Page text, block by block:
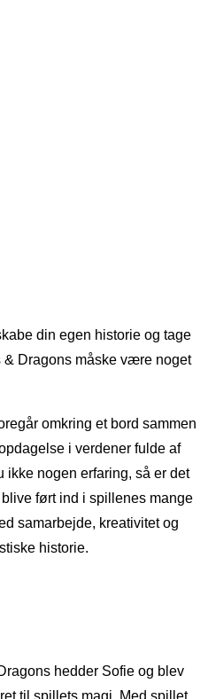
din egen historie og tage
& Dragons måske være noget
omkring et bord sammen
i verdener fulde af
ikke nogen erfaring, så er det
ført ind i spillenes mange
samarbejde, kreativitet og
historie.
hedder Sofie og blev
til spillets magi. Med spillet